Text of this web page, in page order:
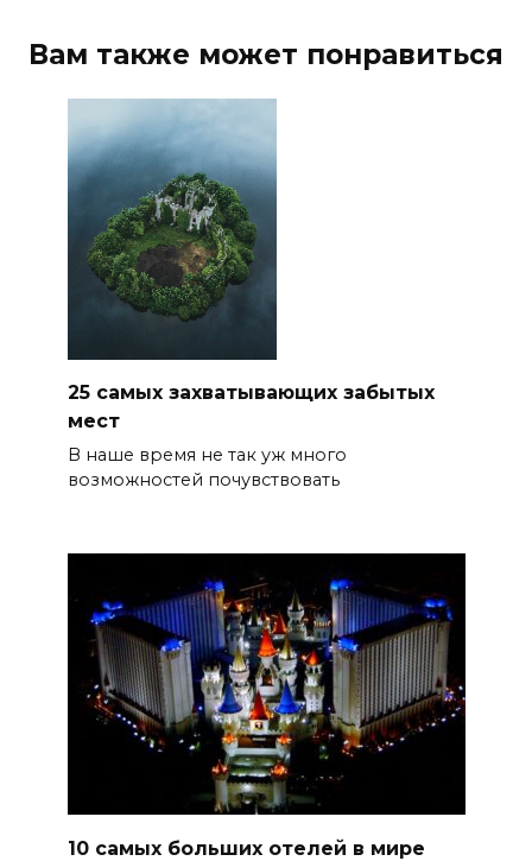
Вам также может понравиться
25 самых захватывающих забытых
мест
В наше время не так уж много
возможностей почувствовать
10 самых больших отелей в мире